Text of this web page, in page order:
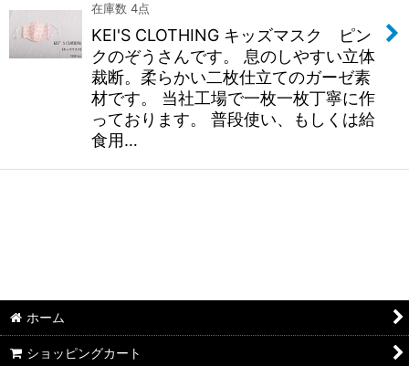
在庫数 4点
KEI'S CLOTHING キッズマスク ピン
クのぞうさんです。 息のしやすい立体
裁断。柔らかい二枚仕立てのガーゼ素
材です。 当社工場で一枚一枚丁寧に作
っております。 普段使い、もしくは給
食用…
ホーム
ショッピングカート